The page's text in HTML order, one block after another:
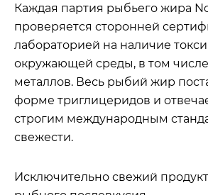
Каждая партия рыбьего жира
проверяется сторонней
лабораторией на наличие
окружающей среды, в том
металлов. Весь рыбий жир
форме триглицеридов и
строгим международным
свежести.
Исключительно свежий